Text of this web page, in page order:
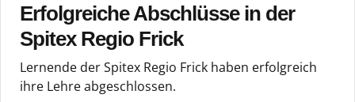
Erfolgreiche Abschlüsse in der
Spitex Regio Frick
Lernende der Spitex Regio Frick haben erfolgreich
ihre Lehre abgeschlossen.